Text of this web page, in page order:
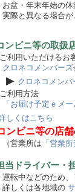
盆・年末年始の休
と異なる場合が
ンビニ等の取
利用いただけるお
クロネコメンバーズ
▶ クロネコメンバ
利用方法
「お届け予定ｅメー
しくはこちら
ンビニ等の店舗
業所は 「営業
当ドライバー・
転中などのため、
しくは各地域の